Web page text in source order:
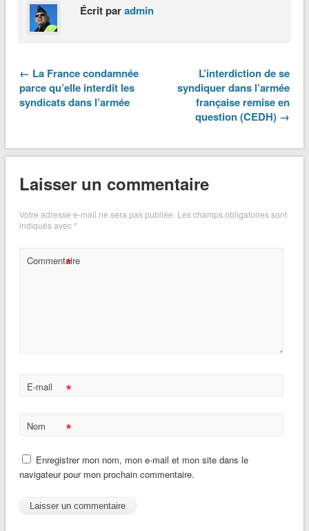
Écrit paradmin
← La France condamnée
parce qu’elle interdit les
syndicats dans l’armée
L’interdiction de se
syndiquer dans l’armée
française remise en
question (CEDH) →
Laisser un commentaire
Votre adresse e-mail ne sera pas publiée. Les champs obligatoires sont
indiqués avec*
Commentaire
*
E-mail *
Nom *
Enregistrer mon nom, mon e-mail et mon site dans le
navigateur pour mon prochain commentaire.